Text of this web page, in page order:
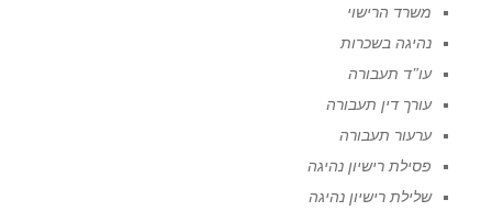
משרד הרישוי
נהיגה בשכרות
עו"ד תעבורה
עורך דין תעבורה
ערעור תעבורה
פסילת רישיון נהיגה
שלילת רישיון נהיגה